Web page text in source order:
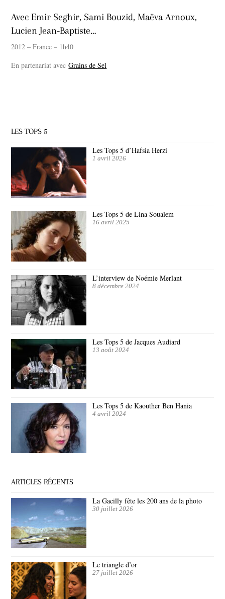
Avec Emir Seghir, Sami Bouzid, Maëva Arnoux,
Lucien Jean-Baptiste…
2012 – France – 1h40
En partenariat avecGrains de Sel
LES TOPS 5
Les Tops 5 d’Hafsia Herzi
1 avril 2026
Les Tops 5 de Lina Soualem
16 avril 2025
L’interview de Noémie Merlant
8 décembre 2024
Les Tops 5 de Jacques Audiard
13 août 2024
Les Tops 5 de Kaouther Ben Hania
4 avril 2024
ARTICLES RÉCENTS
La Gacilly fête les 200 ans de la photo
30 juillet 2026
Le triangle d’or
27 juillet 2026